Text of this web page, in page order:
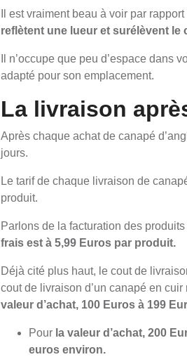
Il est vraiment beau à voir par
reflètent une lueur et surélèvent le
Il n’occupe que peu d’espace dans
adapté pour son emplacement.
La livraison
Après chaque achat de canapé
jours.
Le tarif de chaque livraison de
produit.
Parlons de la facturation des produits
frais est à 5,99 Euros par produit.
Déjà cité plus haut, le cout de
cout de livraison d’un canapé en
valeur d’achat, 100 Euros à 199
Pour la valeur d’achat, 200
euros environ.